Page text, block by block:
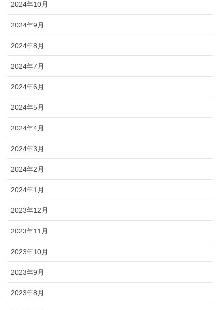
2024年10月
2024年9月
2024年8月
2024年7月
2024年6月
2024年5月
2024年4月
2024年3月
2024年2月
2024年1月
2023年12月
2023年11月
2023年10月
2023年9月
2023年8月